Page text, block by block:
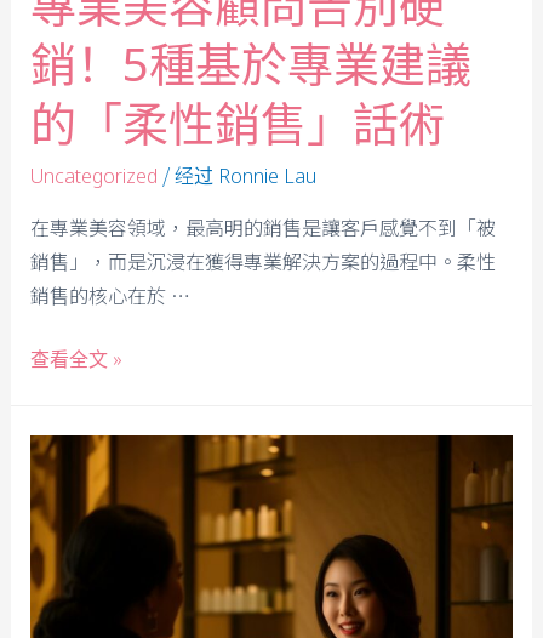
銷！5種基於專業建議
的「柔性銷售」話術
Uncategorized / 经过 Ronnie Lau
在專業美容領域，最高明的銷售是讓客戶感覺不到「被
銷售」，而是沉浸在獲得專業解決方案的過程中。柔性
銷售的核心在於 …
查看全文 »